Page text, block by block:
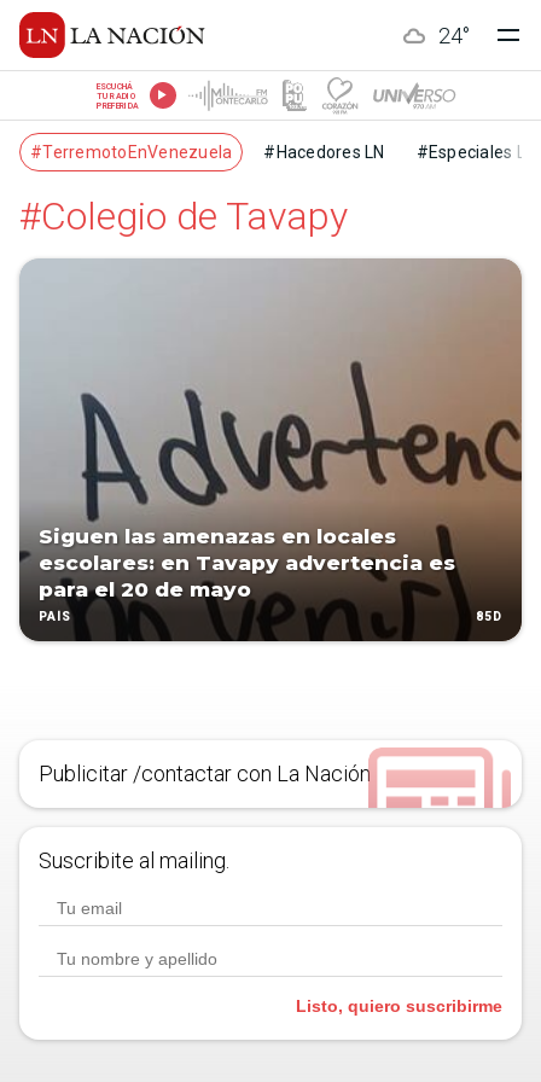
24°
ESCUCHÁ
TU RADIO
PREFERIDA
#TerremotoEnVenezuela #Hacedores LN #Especiales LN
#Colegio de Tavapy
Siguen las amenazas en locales
escolares: en Tavapy advertencia es
para el 20 de mayo
PAÍS 85D
Publicitar /contactar con La Nación
Suscribite al mailing.
Listo, quiero suscribirme